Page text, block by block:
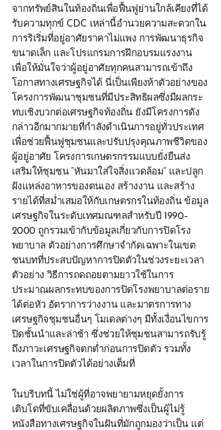
จากทรัพย์สินในท้องถิ่นเพื่อฟื้นฟูย่านใกล้เคียงที่ได้
รับความทุกข์ CDC เหล่านี้อำนวยความสะดวกใน
การริเริ่มที่อยู่อาศัยราคาไม่แพง การพัฒนาธุรกิจ
ขนาดเล็ก และโปรแกรมการฝึกอบรมแรงงาน
เพื่อให้มั่นใจว่าผู้อยู่อาศัยทุกคนสามารถเข้าถึง
โอกาสทางเศรษฐกิจได้ นี่เป็นเพียงห้าตัวอย่างของ
โครงการพัฒนาชุมชนที่มีประสิทธิผลซึ่งมีผลกระ
ทบเชิงบวกต่อเศรษฐกิจท้องถิ่น ยังมีโครงการดัง
กล่าวอีกมากมายที่กำลังดำเนินการอยู่ทั่วประเทศ
เพื่อช่วยฟื้นฟูชุมชนและปรับปรุงคุณภาพชีวิตของ
ผู้อยู่อาศัย โครงการเกษตรกรรมแบบยั่งยืนส่ง
เสริมให้ชุมชน “หันมาใส่ใจสิ่งแวดล้อม” และปลูก
ฝังแหล่งอาหารของตนเอง สร้างงาน และสร้าง
รายได้ที่สม่ำเสมอให้กับเกษตรกรในท้องถิ่น ข้อมูล
เศรษฐกิจในระดับเทศมณฑลสำหรับปี 1990–
2000 ถูกรวมเข้ากับข้อมูลเกี่ยวกับการปิดโรง
พยาบาล ตัวอย่างการศึกษาจำกัดเฉพาะในเขต
ชนบทที่ประสบปัญหาการปิดตัวในช่วงระยะเวลา
ตัวอย่าง วิธีการถดถอยตามยาวใช้ในการ
ประมาณผลกระทบของการปิดโรงพยาบาลต่อราย
ได้ต่อหัว อัตราการว่างงาน และมาตรการทาง
เศรษฐกิจชุมชนอื่นๆ โมเดลต่างๆ มีทั้งเงื่อนไขการ
ปิดชั้นนำและล่าช้า ซึ่งช่วยให้ชุมชนสามารถรับรู้
ถึงภาวะเศรษฐกิจตกต่ำก่อนการปิดตัว รวมทั้ง
เวลาในการปิดตัวได้อย่างเต็มที่
ในบริบทนี้ ไม่ใช่ผู้ที่อาจพยายามหยุดยั้งการ
เติบโตที่ขับเคลื่อนด้วยผลิตภาพซึ่งเป็นผู้ไม่รู้
หนังสือทางเศรษฐกิจในฝันที่มักถูกมองว่าเป็น แต่